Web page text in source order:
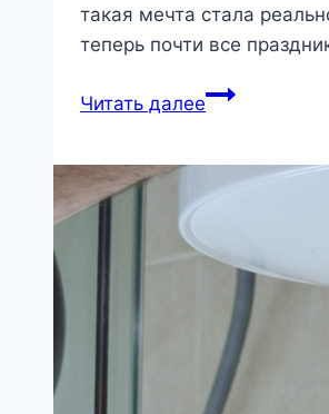
такая мечта стала
теперь почти все
Читать далееЗагородный
испанских